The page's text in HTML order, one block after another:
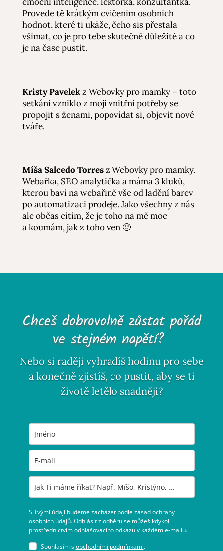
Provede tě krátkým cvičením osobních
hodnot, které ti ukáže, čeho sis přestala
všímat, co je pro tebe skutečně důležité a co
je na čase pustit.
Kristy Pavelekz Webovky pro mamky – toto
setkání vzniklo z mojí vnitřní potřeby se
propojit s ženami, popovídat si, objevit nové
tváře.
Míša Salcedo Torresz Webovky pro mamky.
Webařka, SEO analytička a máma 3 kluků,
kterou baví na webařině vše od ladění barev
po automatizaci prodeje. Jako všechny z nás
ale občas cítím, že je toho na mě moc
a koumám, jak z toho ven 🙂
Chceš dobrovolně zůstat pořád
ve stejném napětí?
Nebo si raději vyhradíš hodinu pro sebe
a konečně zjistíš, co pustit, aby se ti
životě letělo snadněji?
S Tvými údaji budeme zacházet podle zásad ochrany
osobních údajů. Odhlásit z odběru se můžeš kdykoli
prostřednictvím odhlašovacího odkazu v každém e-mailu.
Souhlasím sobchodními podmínkami.